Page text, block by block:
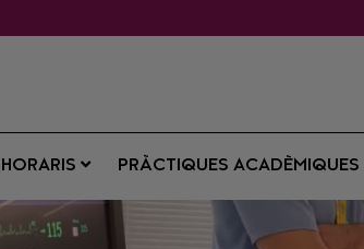
PRÀCTIQUES ACADÈMIQUES